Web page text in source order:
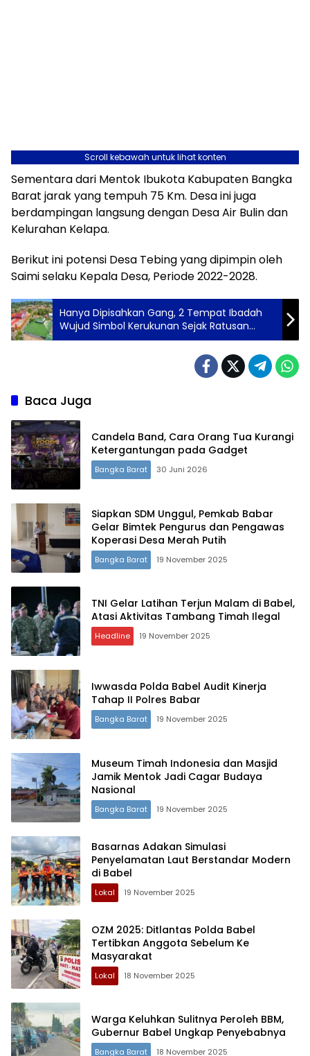
Scroll kebawah untuk lihat konten
Sementara dari Mentok Ibukota Kabupaten Bangka
Barat jarak yang tempuh 75 Km. Desa ini juga
berdampingan langsung dengan Desa Air Bulin dan
Kelurahan Kelapa.
Berikut ini potensi Desa Tebing yang dipimpin oleh
Saimi selaku Kepala Desa, Periode 2022-2028.
Hanya Dipisahkan Gang, 2 Tempat Ibadah
Wujud Simbol Kerukunan Sejak Ratusan
Tahun Lalu
Baca Juga
Candela Band, Cara Orang Tua Kurangi
Ketergantungan pada Gadget
Bangka Barat 30 Juni 2026
Siapkan SDM Unggul, Pemkab Babar
Gelar Bimtek Pengurus dan Pengawas
Koperasi Desa Merah Putih
Bangka Barat 19 November 2025
TNI Gelar Latihan Terjun Malam di Babel,
Atasi Aktivitas Tambang Timah Ilegal
Headline 19 November 2025
Iwwasda Polda Babel Audit Kinerja
Tahap II Polres Babar
Bangka Barat 19 November 2025
Museum Timah Indonesia dan Masjid
Jamik Mentok Jadi Cagar Budaya
Nasional
Bangka Barat 19 November 2025
Basarnas Adakan Simulasi
Penyelamatan Laut Berstandar Modern
di Babel
Lokal 19 November 2025
OZM 2025: Ditlantas Polda Babel
Tertibkan Anggota Sebelum Ke
Masyarakat
Lokal 18 November 2025
Warga Keluhkan Sulitnya Peroleh BBM,
Gubernur Babel Ungkap Penyebabnya
Bangka Barat 18 November 2025